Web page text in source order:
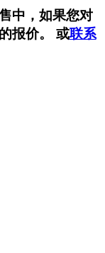
中，如果您对
报价。 或联系